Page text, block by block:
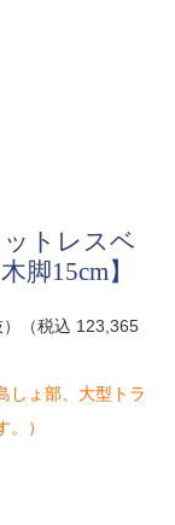
トレスベ
脚15cm】
）（税込 123,365
しょ部、大型トラ
）